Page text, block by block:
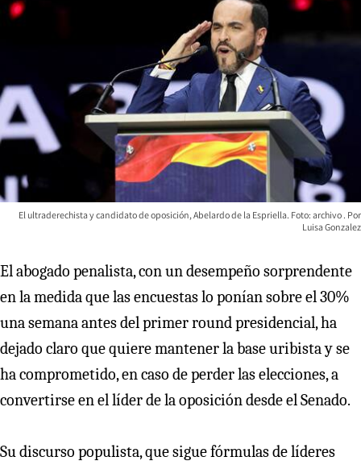
El ultraderechista y candidato de oposición, Abelardo de la Espriella. Foto: archivo
Luisa Gonzalez
El abogado penalista, con un desempeño sorprendente
en la medida que las encuestas lo ponían sobre el 30%
una semana antes del primer round presidencial, ha
dejado claro que quiere mantener la base uribista y se
ha comprometido, en caso de perder las elecciones, a
convertirse en el líder de la oposición desde el Senado.
Su discurso populista, que sigue fórmulas de líderes